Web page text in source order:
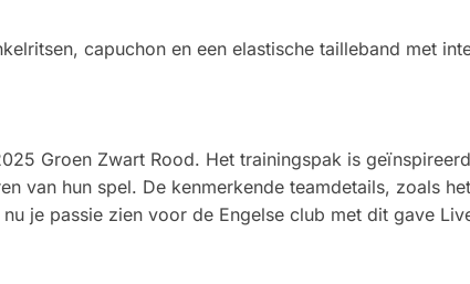
capuchon en een elastische tailleband met
Groen Zwart Rood. Het trainingspak is
van hun spel. De kenmerkende teamdetails, zoals
je passie zien voor de Engelse club met dit gave